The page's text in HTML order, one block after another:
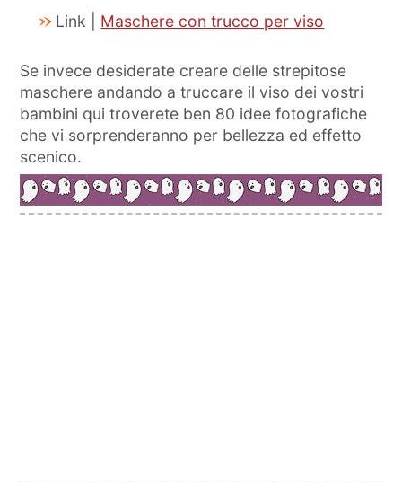
Link | Maschere con trucco per viso
Se invece desiderate creare delle strepitose
maschere andando a truccare il viso dei vostri
bambini qui troverete ben 80 idee fotografiche
che vi sorprenderanno per bellezza ed effetto
scenico.